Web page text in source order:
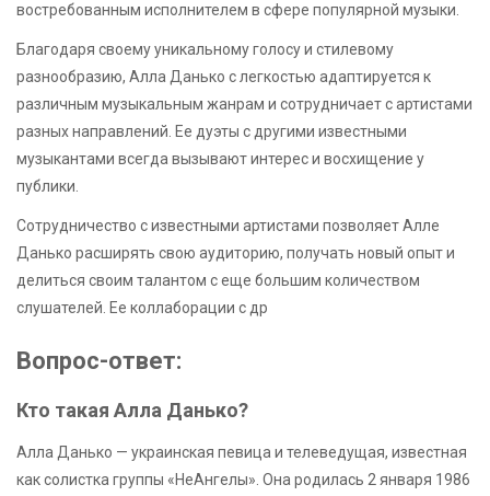
востребованным исполнителем в сфере популярной музыки.
Благодаря своему уникальному голосу и стилевому
разнообразию, Алла Данько с легкостью адаптируется к
различным музыкальным жанрам и сотрудничает с артистами
разных направлений. Ее дуэты с другими известными
музыкантами всегда вызывают интерес и восхищение у
публики.
Сотрудничество с известными артистами позволяет Алле
Данько расширять свою аудиторию, получать новый опыт и
делиться своим талантом с еще большим количеством
слушателей. Ее коллаборации с др
Вопрос-ответ:
Кто такая Алла Данько?
Алла Данько — украинская певица и телеведущая, известная
как солистка группы «НеАнгелы». Она родилась 2 января 1986